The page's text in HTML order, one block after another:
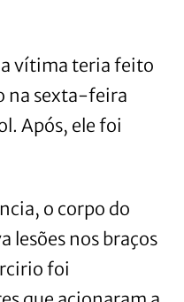
vítima teria feito
na sexta-feira
Após, ele foi
o corpo do
lesões nos braços
foi